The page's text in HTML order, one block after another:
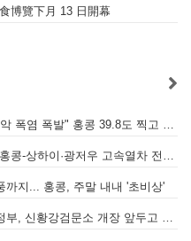
博覽下月 13 日開幕
까지... 홍콩, 주말 내내 '초비상'